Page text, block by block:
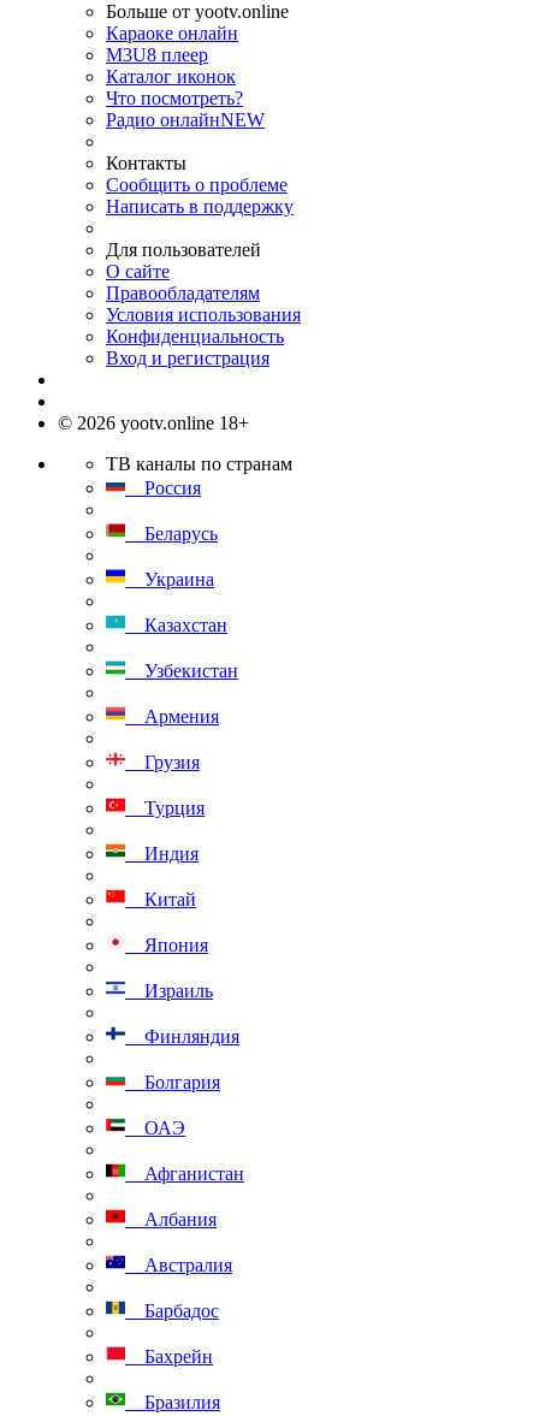
Больше от yootv.online
Караоке онлайн
M3U8 плеер
Каталог иконок
Что посмотреть?
Радио онлайнNEW
Контакты
Сообщить о проблеме
Написать в поддержку
Для пользователей
О сайте
Правообладателям
Условия использования
Конфиденциальность
Вход и регистрация
© 2026 yootv.online 18+
ТВ каналы по странам
Россия
Беларусь
Украина
Казахстан
Узбекистан
Армения
Грузия
Турция
Индия
Китай
Япония
Израиль
Финляндия
Болгария
ОАЭ
Афганистан
Албания
Австралия
Барбадос
Бахрейн
Бразилия